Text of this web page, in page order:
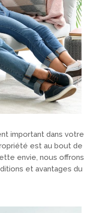
important dans votre
est au bout de
envie, nous offrons
et avantages du